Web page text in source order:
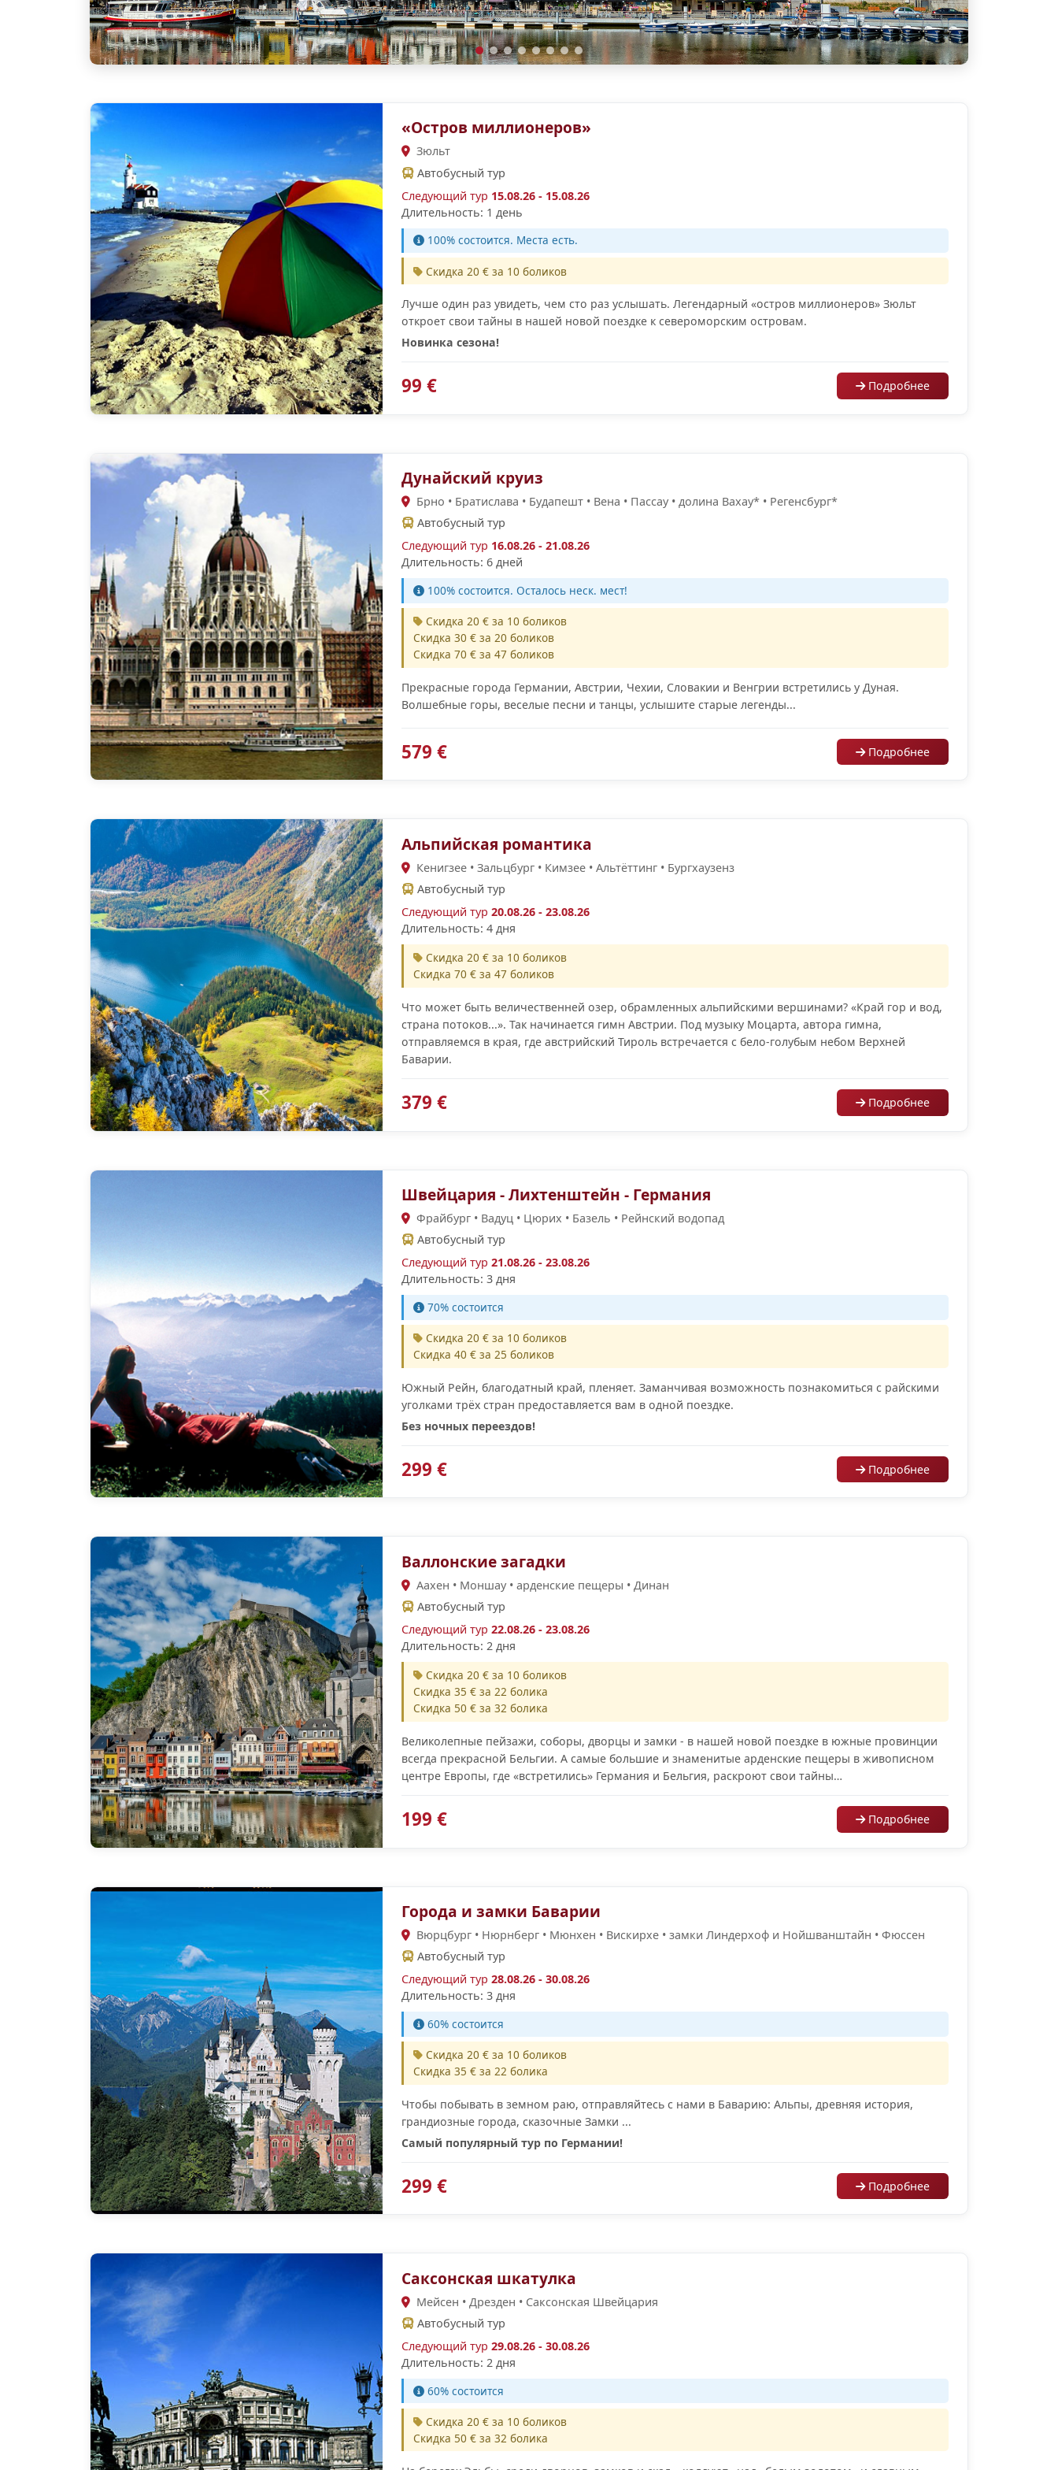
«Остров миллионеров»
Зюльт
Автобусный тур
Следующий тур 15.08.26 - 15.08.26
Длительность: 1 день
100% cостоится. Места есть.
Скидка 20 € за 10 боликов
Лучше один раз увидеть, чем сто раз услышать. Легендарный «остров миллионеров» Зюльт
откроет свои тайны в нашей новой поездке к североморским островам.
Новинка сезона!
99 € Подробнее
Дунайский круиз
Брно • Братислава • Будапешт • Вена • Пассау • долина Вахау* • Регенсбург*
Автобусный тур
Следующий тур 16.08.26 - 21.08.26
Длительность: 6 дней
100% cостоится. Осталось неск. мест!
Скидка 20 € за 10 боликов
Скидка 30 € за 20 боликов
Скидка 70 € за 47 боликов
Прекрасные города Германии, Австрии, Чехии, Словакии и Венгрии встретились у Дуная.
Волшебные горы, веселые песни и танцы, услышите старые легенды...
579 € Подробнее
Альпийская романтика
Кенигзее • Зальцбург • Кимзее • Альтёттинг • Бургхаузенз
Автобусный тур
Следующий тур20.08.26 - 23.08.26
Длительность: 4 дня
Скидка 20 € за 10 боликов
Скидка 70 € за 47 боликов
Что может быть величественней озер, обрамленных альпийскими вершинами? «Край гор и вод,
страна потоков...». Так начинается гимн Австрии. Под музыку Моцарта, автора гимна,
отправляемся в края, где австрийский Тироль встречается с бело-голубым небом Верхней
Баварии.
379 € Подробнее
Швейцария - Лихтенштейн - Германия
Фрайбург • Вадуц • Цюрих • Базель • Рейнский водопад
Автобусный тур
Следующий тур21.08.26 - 23.08.26
Длительность: 3 дня
70% cостоится
Скидка 20 € за 10 боликов
Скидка 40 € за 25 боликов
Южный Рейн, благодатный край, пленяет. Заманчивая возможность познакомиться с райскими
уголками трёх стран предоставляется вам в одной поездке.
Без ночных переездов!
299 € Подробнее
Валлонские загадки
Аахен • Моншау • арденские пещеры • Динан
Автобусный тур
Следующий тур22.08.26 - 23.08.26
Длительность: 2 дня
Скидка 20 € за 10 боликов
Скидка 35 € за 22 болика
Скидка 50 € за 32 болика
Великолепные пейзажи, соборы, дворцы и замки - в нашей новой поездке в южные провинции
всегда прекрасной Бельгии. А самые большие и знаменитые арденские пещеры в живописном
центре Европы, где «встретились» Германия и Бельгия, раскроют свои тайны…
199 € Подробнее
Города и замки Баварии
Вюрцбург • Нюрнберг • Мюнхен • Вискирхе • замки Линдерхоф и Нойшванштайн • Фюссен
Автобусный тур
Следующий тур28.08.26 - 30.08.26
Длительность: 3 дня
60% cостоится
Скидка 20 € за 10 боликов
Скидка 35 € за 22 болика
Чтобы побывать в земном раю, отправляйтесь с нами в Баварию: Альпы, древняя история,
грандиозные города, сказочные Замки ...
Самый популярный тур по Германии!
299 € Подробнее
Саксонская шкатулка
Мейсен • Дрезден • Саксонская Швейцария
Автобусный тур
Следующий тур29.08.26 - 30.08.26
Длительность: 2 дня
60% cостоится
Скидка 20 € за 10 боликов
Скидка 50 € за 32 болика